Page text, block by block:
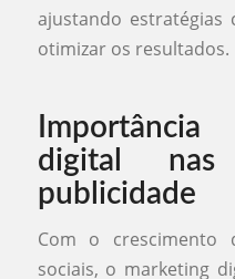
ajustando estratégias
otimizar os resultados.
digital nas
publicidade
Com o
sociais, o marketing